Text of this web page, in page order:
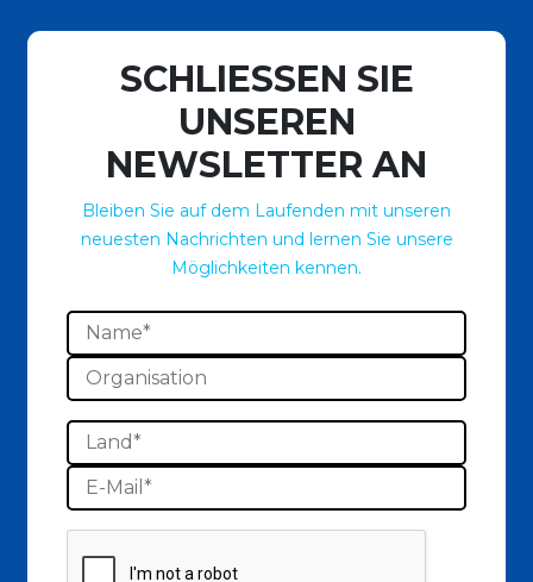
SCHLIESSEN SIE
UNSEREN
NEWSLETTER AN
Bleiben Sie auf dem Laufenden mit unseren
neuesten Nachrichten und lernen Sie unsere
Möglichkeiten kennen.